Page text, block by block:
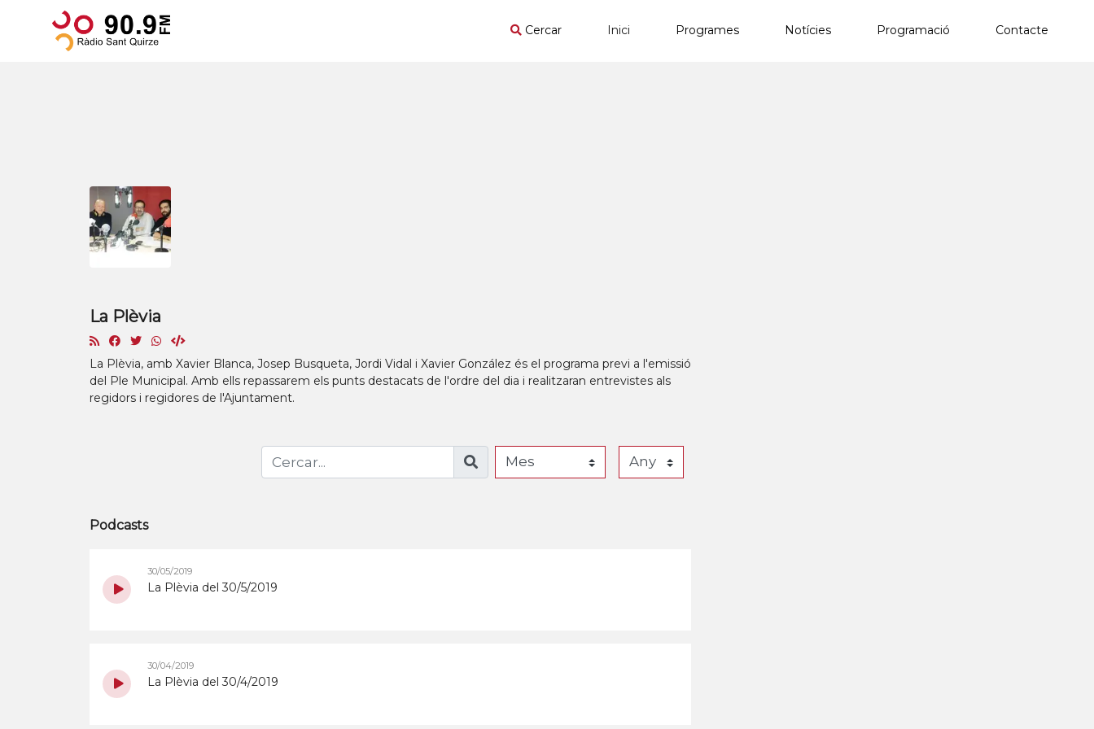
Cercar Inici Programes Notícies Programació Contacte
La Plèvia
La Plèvia, amb Xavier Blanca, Josep Busqueta, Jordi Vidal i Xavier González és el programa previ a l'emissió
del Ple Municipal. Amb ells repassarem els punts destacats de l'ordre del dia i realitzaran entrevistes als
regidors i regidores de l'Ajuntament.
Podcasts
30/05/2019
La Plèvia del 30/5/2019
30/04/2019
La Plèvia del 30/4/2019